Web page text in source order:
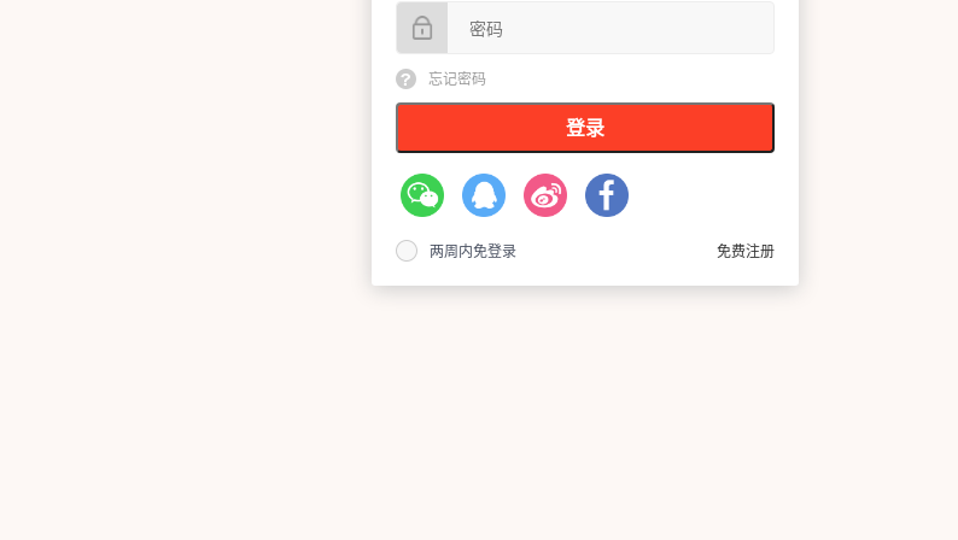
忘记密码
登录
两周内免登录 免费注册